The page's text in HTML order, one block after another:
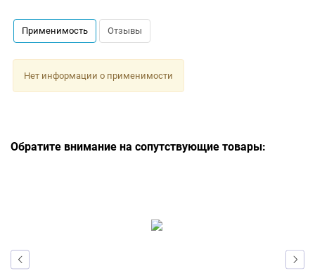
Применимость Отзывы
Нет информации о применимости
Обратите внимание на сопутствующие товары: